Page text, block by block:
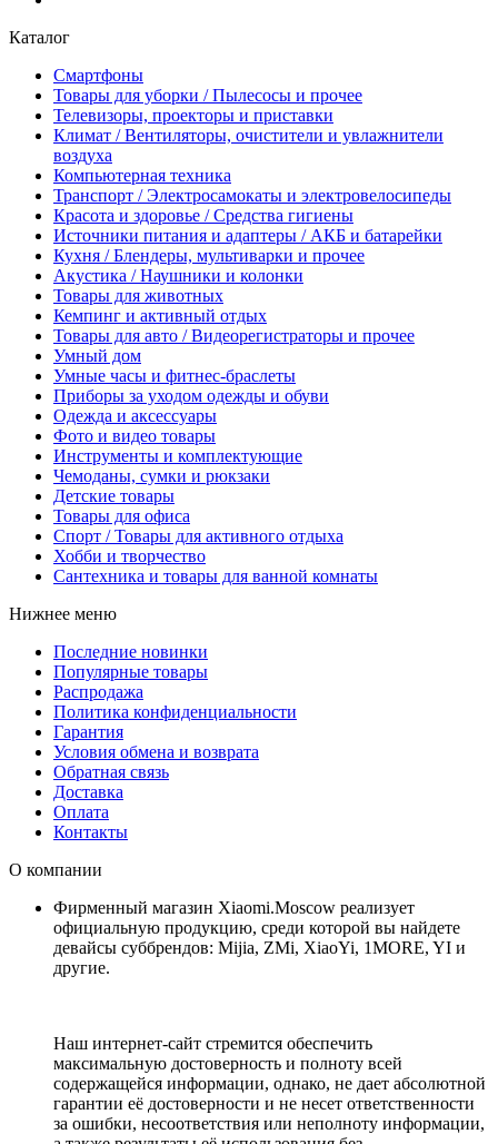
Каталог
Смартфоны
Товары для уборки / Пылесосы и прочее
Телевизоры, проекторы и приставки
Климат / Вентиляторы, очистители и увлажнители
воздуха
Компьютерная техника
Транспорт / Электросамокаты и электровелосипеды
Красота и здоровье / Средства гигиены
Источники питания и адаптеры / АКБ и батарейки
Кухня / Блендеры, мультиварки и прочее
Акустика / Наушники и колонки
Товары для животных
Кемпинг и активный отдых
Товары для авто / Видеорегистраторы и прочее
Умный дом
Умные часы и фитнес-браслеты
Приборы за уходом одежды и обуви
Одежда и аксессуары
Фото и видео товары
Инструменты и комплектующие
Чемоданы, сумки и рюкзаки
Детские товары
Товары для офиса
Спорт / Товары для активного отдыха
Хобби и творчество
Сантехника и товары для ванной комнаты
Нижнее меню
Последние новинки
Популярные товары
Распродажа
Политика конфиденциальности
Гарантия
Условия обмена и возврата
Обратная связь
Доставка
Оплата
Контакты
О компании
Фирменный магазин Xiaomi.Moscow реализует
официальную продукцию, среди которой вы найдете
девайсы суббрендов: Mijia, ZMi, XiaoYi, 1MORE, YI и
другие.
Наш интернет-сайт стремится обеспечить
максимальную достоверность и полноту всей
содержащейся информации, однако, не дает абсолютной
гарантии её достоверности и не несет ответственности
за ошибки, несоответствия или неполноту информации,